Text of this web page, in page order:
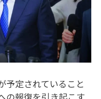
予定されていること